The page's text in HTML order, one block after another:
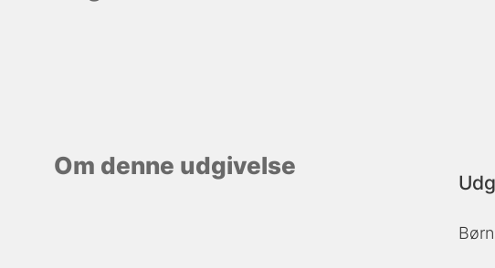
Om denne udgivelse